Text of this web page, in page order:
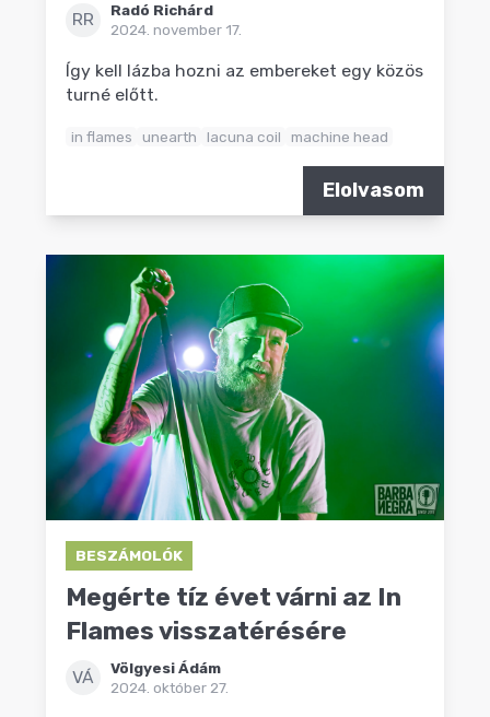
RR
Radó Richárd
2024. november 17.
Így kell lázba hozni az embereket egy közös
turné előtt.
in flames unearth lacuna coil machine head
Elolvasom
BESZÁMOLÓK
Megérte tíz évet várni az In
Flames visszatérésére
VÁ
Völgyesi Ádám
2024. október 27.